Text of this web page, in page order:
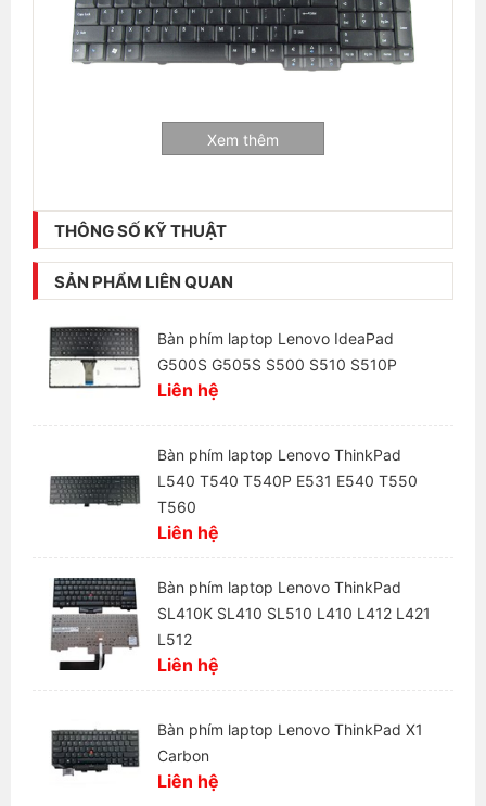
Thông tin liên hệ:
Laptop Hải Đăng - Chuyên mua bán và sửa chữa
laptop
+ Số hotline: 0972346663 - 0989310068
+ Địa chỉ: 28 Thái Hà, Trung Liệt, Đống Đa, Hà Nội
https://www.facebook.com/Laptophaidang
Xem thêm
THÔNG SỐ KỸ THUẬT
SẢN PHẨM LIÊN QUAN
Bàn phím laptop Lenovo IdeaPad
G500S G505S S500 S510 S510P
Liên hệ
Bàn phím laptop Lenovo ThinkPad
L540 T540 T540P E531 E540 T550
T560
Liên hệ
Bàn phím laptop Lenovo ThinkPad
SL410K SL410 SL510 L410 L412 L421
L512
Liên hệ
Bàn phím laptop Lenovo ThinkPad X1
Carbon
Liên hệ